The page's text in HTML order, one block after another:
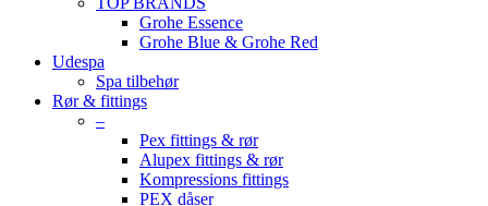
Grohe Essence
Grohe Blue & Grohe Red
Udespa
Spa tilbehør
Rør & fittings
–
Pex fittings & rør
Alupex fittings & rør
Kompressions fittings
PEX dåser